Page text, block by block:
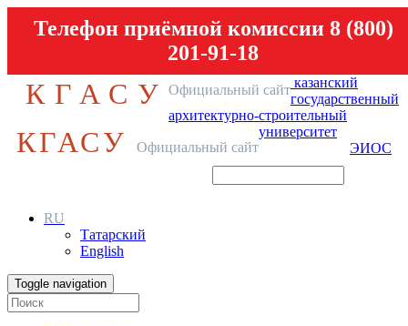
Телефон приёмной комиссии 8 (800)
201-91-18
КГАСУ Официальный сайт казанский
государственный
архитектурно-строительный
университет
КГАСУ Официальный сайт ЭИОС
RU
Татарский
English
Toggle navigation